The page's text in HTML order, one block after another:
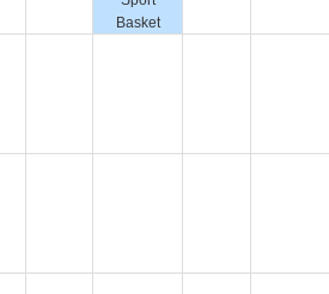
Basket